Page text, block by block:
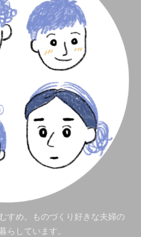
すめ。ものづくり好きな夫婦の
らしています。